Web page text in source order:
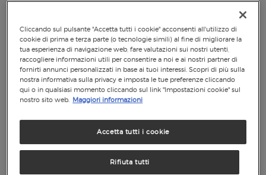
Cliccando sul pulsante "Accetta tutti i cookie" acconsenti all'utilizzo di
cookie di prima e terza parte (o tecnologie simili) al fine di migliorare la
tua esperienza di navigazione web, fare valutazioni sui nostri utenti,
raccogliere informazioni utili per consentire a noi e ai nostri partner di
fornirti annunci personalizzati in base ai tuoi interessi. Scopri di più sulla
nostra informativa sulla privacy e imposta le tue preferenze cliccando
qui o in qualsiasi momento cliccando sul link "Impostazioni cookie" sul
nostro sito web. Maggiori informazioni
Rifiuta tutti
Accetta tutti i cookie